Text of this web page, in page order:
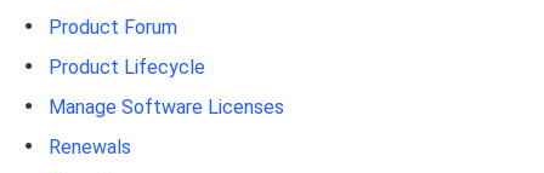
Product Forum
Product Lifecycle
Manage Software Licenses
Renewals